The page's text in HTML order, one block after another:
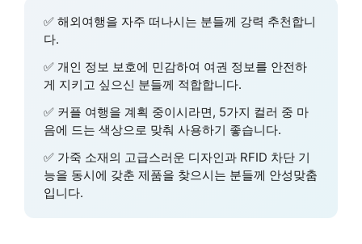
✅ 해외여행을 자주 떠나시는 분들께 강력 추천합니
다.
✅ 개인 정보 보호에 민감하여 여권 정보를 안전하
게 지키고 싶으신 분들께 적합합니다.
✅ 커플 여행을 계획 중이시라면, 5가지 컬러 중 마
음에 드는 색상으로 맞춰 사용하기 좋습니다.
✅ 가죽 소재의 고급스러운 디자인과 RFID 차단 기
능을 동시에 갖춘 제품을 찾으시는 분들께 안성맞춤
입니다.